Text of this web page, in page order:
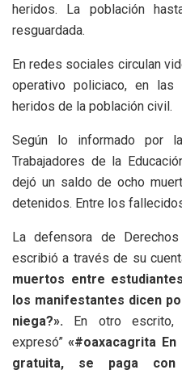
heridos. La población
resguardada.
En redes sociales circulan
operativo policiaco, en
heridos de la población civil.
Según lo informado por
Trabajadores de la
dejó un saldo de ocho
detenidos. Entre los
La defensora de
escribió a través de su
muertos entre
los manifestantes dicen
niega?». En otro escrito,
expresó” «#oaxacagrita
gratuita, se paga